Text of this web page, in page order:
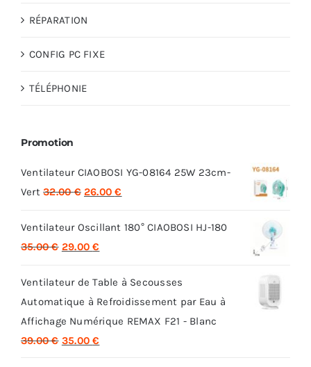
RÉPARATION
CONFIG PC FIXE
TÉLÉPHONIE
Promotion
Ventilateur CIAOBOSI YG-08164 25W 23cm-
Vert 32.00€ Le
initial
était :
26.00€
actuel
Ventilateur Oscillant 180° CIAOBOSI HJ-180
35.00€ Le
initial
était :
35.00 €.
29.00€
actuel
est :
29.00 €.
Ventilateur de Table à Secousses
Automatique à Refroidissement par Eau à
Affichage Numérique REMAX F21 - Blanc
39.00€ Le
35.00€